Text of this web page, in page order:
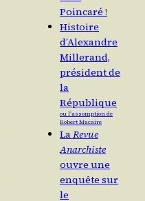
Poincaré !
Histoire
d’Alexandre
Millerand,
président de
la
République
ou l’assomption de
Robert Macaire
LaRevue
Anarchiste
ouvre une
enquête sur
le